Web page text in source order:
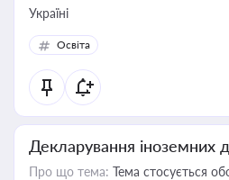
Україні
Освіта
Декларування іноземних
Про що тема: Тема стосується